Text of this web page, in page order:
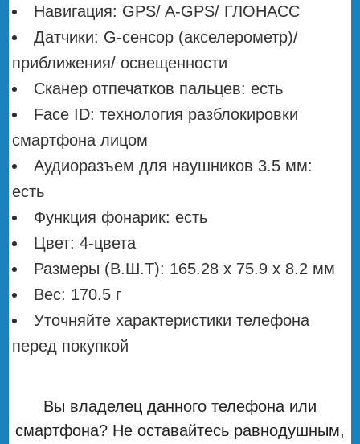
Навигация: GPS/ A-GPS/ ГЛОНАСС
Датчики: G-сенсор (акселерометр)/
приближения/ освещенности
Сканер отпечатков пальцев: есть
Face ID: технология разблокировки
смартфона лицом
Аудиоразъем для наушников 3.5 мм:
есть
Функция фонарик: есть
Цвет: 4-цвета
Размеры (В.Ш.Т): 165.28 х 75.9 х 8.2 мм
Вес: 170.5 г
Уточняйте характеристики телефона
перед покупкой
Вы владелец данного телефона или
смартфона? Не оставайтесь равнодушным,